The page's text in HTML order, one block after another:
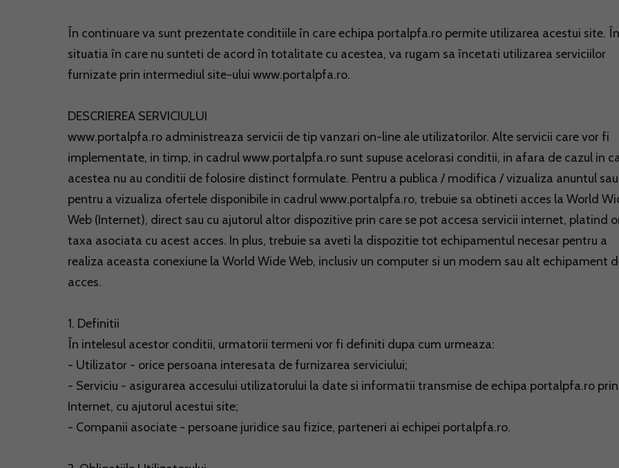
În continuare va sunt prezentate conditiile în care echipa portalpfa.ro permite utilizarea acestui site. În
situatia în care nu sunteti de acord în totalitate cu acestea, va rugam sa încetati utilizarea serviciilor
furnizate prin intermediul site-ului www.portalpfa.ro.
DESCRIEREA SERVICIULUI
www.portalpfa.ro administreaza servicii de tip vanzari on-line ale utilizatorilor. Alte servicii care vor fi
implementate, in timp, in cadrul www.portalpfa.ro sunt supuse acelorasi conditii, in afara de cazul in
acestea nu au conditii de folosire distinct formulate. Pentru a publica / modifica / vizualiza anuntul sau
pentru a vizualiza ofertele disponibile in cadrul www.portalpfa.ro, trebuie sa obtineti acces la World
Web (Internet), direct sau cu ajutorul altor dispozitive prin care se pot accesa servicii internet, platind
taxa asociata cu acest acces. In plus, trebuie sa aveti la dispozitie tot echipamentul necesar pentru a
realiza aceasta conexiune la World Wide Web, inclusiv un computer si un modem sau alt echipament
acces.
1. Definitii
În intelesul acestor conditii, urmatorii termeni vor fi definiti dupa cum urmeaza:
- Utilizator - orice persoana interesata de furnizarea serviciului;
- Serviciu - asigurarea accesului utilizatorului la date si informatii transmise de echipa portalpfa.ro prin
Internet, cu ajutorul acestui site;
- Companii asociate - persoane juridice sau fizice, parteneri ai echipei portalpfa.ro.